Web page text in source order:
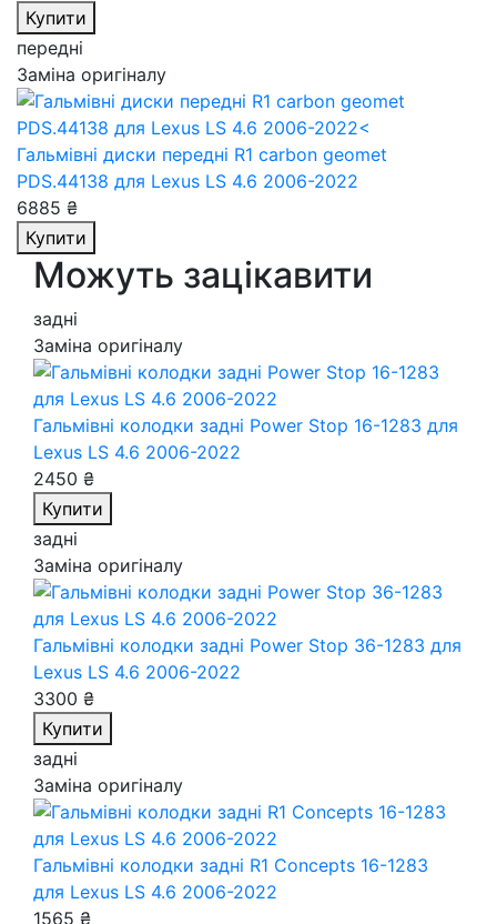
Купити
передні
Заміна оригіналу
Гальмівні диски передні R1 carbon geomet
PDS.44138 для Lexus LS 4.6 2006-2022
6885 ₴
Купити
Можуть зацікавити
задні
Заміна оригіналу
Гальмівні колодки задні Power Stop 16-1283 для
Lexus LS 4.6 2006-2022
2450 ₴
Купити
задні
Заміна оригіналу
Гальмівні колодки задні Power Stop 36-1283 для
Lexus LS 4.6 2006-2022
3300 ₴
Купити
задні
Заміна оригіналу
Гальмівні колодки задні R1 Concepts 16-1283
для Lexus LS 4.6 2006-2022
1565 ₴